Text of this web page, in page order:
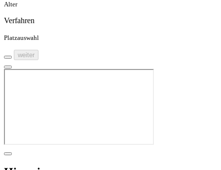
Alter
Verfahren
Platzauswahl
weiter